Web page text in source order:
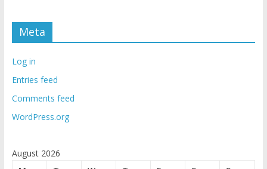
Meta
Log in
Entries feed
Comments feed
WordPress.org
August 2026